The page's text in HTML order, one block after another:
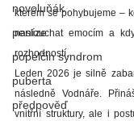
novoluňák
peníze
popelčin syndrom
puberta
předpověď
kterém se pohybujeme –
naslouchat emocím a
rozhodností.
Leden 2026 je silně
následně Vodnáře.
vnitřní struktury, ale i